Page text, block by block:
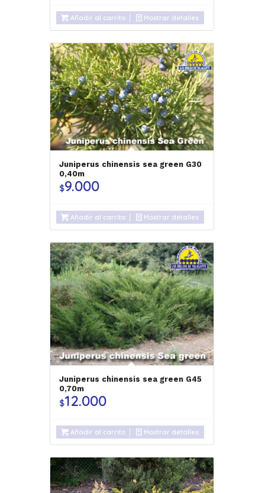
Añadir al carrito Mostrar detalles
Juniperus chinensis sea green G30
0,40m
$9.000
Añadir al carrito Mostrar detalles
Juniperus chinensis sea green G45
0,70m
$12.000
Añadir al carrito Mostrar detalles